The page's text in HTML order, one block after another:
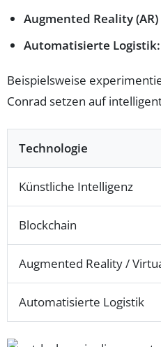
Augmented Reality
Automatisierte Logistik:
Beispielsweise
Conrad setzen auf
Technologie
Künstliche Intelligenz
Blockchain
Augmented Reality /
Automatisierte Logistik